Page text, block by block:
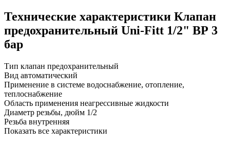
Технические характеристики Клапан
предохранительный Uni-Fitt 1/2" ВР 3
бар
Тип клапан предохранительный
Вид автоматический
Применение в системе водоснабжение, отопление,
теплоснабжение
Область применения неагрессивные жидкости
Диаметр резьбы, дюйм 1/2
Резьба внутренняя
Показать все характеристики